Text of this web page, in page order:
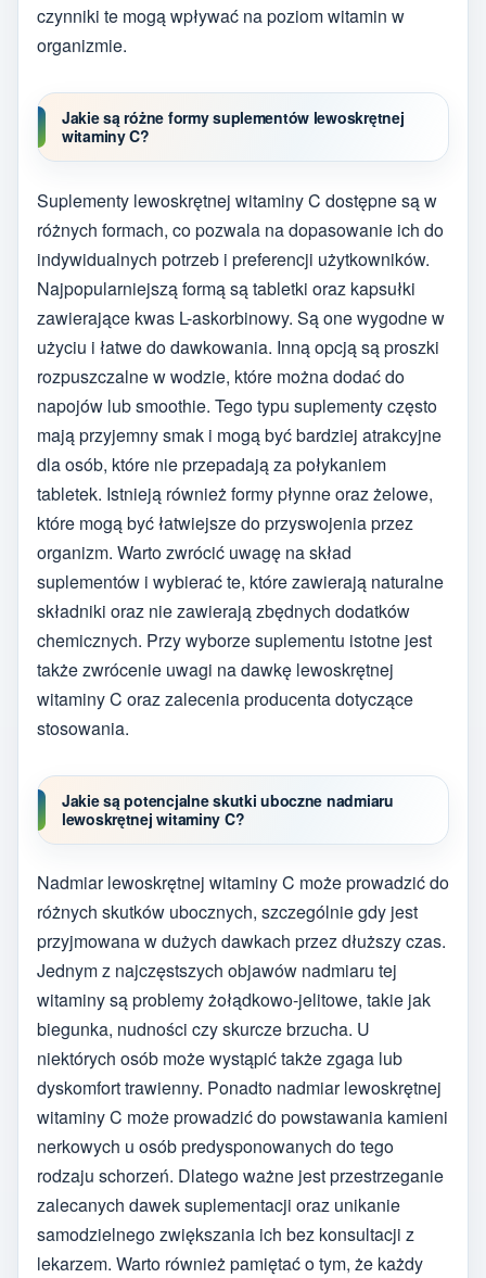
czynniki te mogą wpływać na poziom witamin w
organizmie.
Jakie są różne formy suplementów lewoskrętnej
witaminy C?
Suplementy lewoskrętnej witaminy C dostępne są w
różnych formach, co pozwala na dopasowanie ich do
indywidualnych potrzeb i preferencji użytkowników.
Najpopularniejszą formą są tabletki oraz kapsułki
zawierające kwas L-askorbinowy. Są one wygodne w
użyciu i łatwe do dawkowania. Inną opcją są proszki
rozpuszczalne w wodzie, które można dodać do
napojów lub smoothie. Tego typu suplementy często
mają przyjemny smak i mogą być bardziej atrakcyjne
dla osób, które nie przepadają za połykaniem
tabletek. Istnieją również formy płynne oraz żelowe,
które mogą być łatwiejsze do przyswojenia przez
organizm. Warto zwrócić uwagę na skład
suplementów i wybierać te, które zawierają naturalne
składniki oraz nie zawierają zbędnych dodatków
chemicznych. Przy wyborze suplementu istotne jest
także zwrócenie uwagi na dawkę lewoskrętnej
witaminy C oraz zalecenia producenta dotyczące
stosowania.
Jakie są potencjalne skutki uboczne nadmiaru
lewoskrętnej witaminy C?
Nadmiar lewoskrętnej witaminy C może prowadzić do
różnych skutków ubocznych, szczególnie gdy jest
przyjmowana w dużych dawkach przez dłuższy czas.
Jednym z najczęstszych objawów nadmiaru tej
witaminy są problemy żołądkowo-jelitowe, takie jak
biegunka, nudności czy skurcze brzucha. U
niektórych osób może wystąpić także zgaga lub
dyskomfort trawienny. Ponadto nadmiar lewoskrętnej
witaminy C może prowadzić do powstawania kamieni
nerkowych u osób predysponowanych do tego
rodzaju schorzeń. Dlatego ważne jest przestrzeganie
zalecanych dawek suplementacji oraz unikanie
samodzielnego zwiększania ich bez konsultacji z
lekarzem. Warto również pamiętać o tym, że każdy